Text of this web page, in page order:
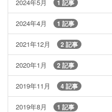
2024年5月 1 記事
2024年4月 1 記事
2021年12月 2 記事
2020年1月 2 記事
2019年11月 4 記事
2019年8月 1 記事